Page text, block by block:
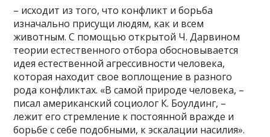
– исходит из того, что конфликт и борьба
изначально присущи людям, как и всем
животным. С помощью открытой Ч. Дарвином
теории естественного отбора обосновывается
идея естественной агрессивности человека,
которая находит свое воплощение в разного
рода конфликтах. «В самой природе человека, –
писал американский социолог К. Боулдинг, –
лежит его стремление к постоянной вражде и
борьбе с себе подобными, к эскалации насилия».